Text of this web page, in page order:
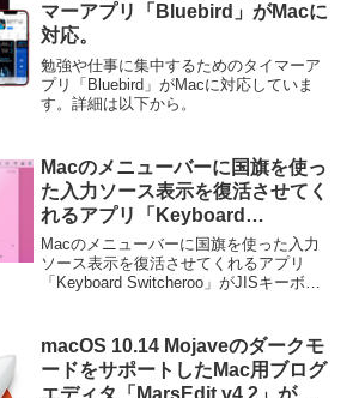
マーアプリ「Bluebird」がMacに
対応。
勉強や仕事に集中するためのタイマーア
プリ「Bluebird」がMacに対応していま
す。詳細は以下から。
Macのメニューバーに国旗を使っ
た入力ソース表示を復活させてく
れるアプリ「Keyboard
Switcheroo」がJISキーボードの
英数/かなキーを利用したショー
トカットに対応。
Macのメニューバーに国旗を使った入力
ソース表示を復活させてくれるアプリ
「Keyboard Switcheroo」がJISキーボー
ら。
macOS 10.14 Mojaveのダークモ
ードをサポートしたMac用ブログ
エディタ「MarsEdit v4.2」がリ